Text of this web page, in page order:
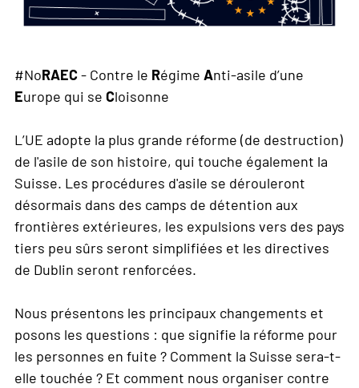
#NoRAEC - Contre le Régime Anti-asile d’une
Europe qui se Cloisonne
L’UE adopte la plus grande réforme (de destruction)
de l'asile de son histoire, qui touche également la
Suisse. Les procédures d'asile se dérouleront
désormais dans des camps de détention aux
frontières extérieures, les expulsions vers des pays
tiers peu sûrs seront simplifiées et les directives
de Dublin seront renforcées.
Nous présentons les principaux changements et
posons les questions : que signifie la réforme pour
les personnes en fuite ? Comment la Suisse sera-t-
elle touchée ? Et comment nous organiser contre